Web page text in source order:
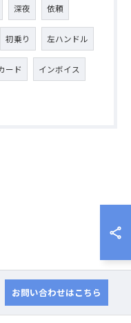
深夜 依頼
初乗り 左ハンドル
ード インボイス
お問い合わせはこちら